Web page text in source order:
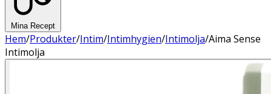
Mina Recept
Hem/Produkter/Intim/Intimhygien/Intimolja/Aima Sense
Intimolja